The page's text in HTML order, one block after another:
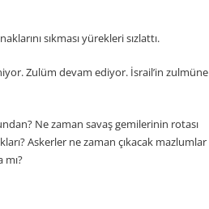
sıkması yürekleri sızlattı.
Zulüm devam ediyor. İsrail’in zulmüne
Ne zaman savaş gemilerinin rotası
Askerler ne zaman çıkacak mazlumlar